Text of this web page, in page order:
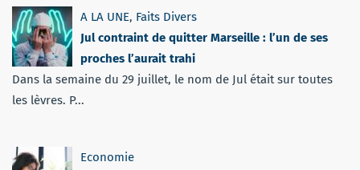
A LA UNE, Faits Divers
Jul contraint de quitter Marseille : l’un de ses
proches l’aurait trahi
Dans la semaine du 29 juillet, le nom de Jul était sur toutes
les lèvres. P...
Economie